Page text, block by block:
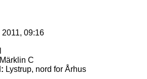
09:16
Märklin C
Lystrup, nord for Århus